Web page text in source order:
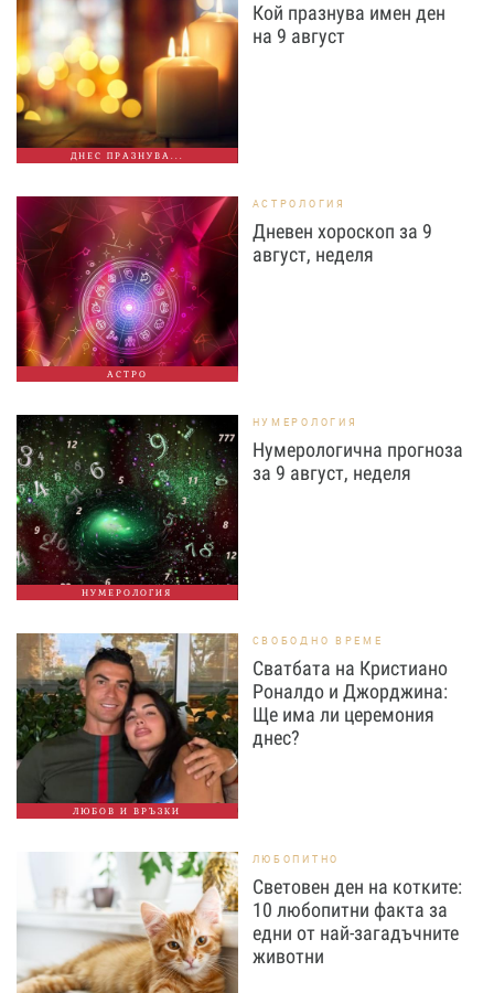
ДНЕС ПРАЗНУВА...
Кой празнува имен ден
на 9 август
АСТРО
АСТРОЛОГИЯ
Дневен хороскоп за 9
август, неделя
НУМЕРОЛОГИЯ
НУМЕРОЛОГИЯ
Нумерологична прогноза
за 9 август, неделя
ЛЮБОВ И ВРЪЗКИ
СВОБОДНО ВРЕМЕ
Сватбата на Кристиано
Роналдо и Джорджина:
Ще има ли церемония
днес?
ЛЮБОПИТНО
Световен ден на котките:
10 любопитни факта за
едни от най-загадъчните
животни